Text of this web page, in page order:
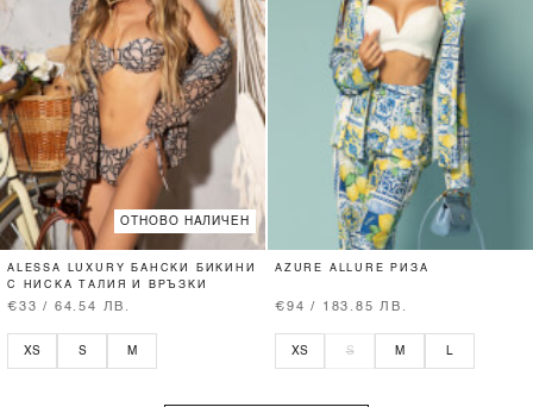
ОТНОВО НАЛИЧЕН
ALESSA LUXURY БАНСКИ БИКИНИ
С НИСКА ТАЛИЯ И ВРЪЗКИ
€33 / 64.54 ЛВ.
XS S M
AZURE ALLURE РИЗА
€94 / 183.85 ЛВ.
XS S M